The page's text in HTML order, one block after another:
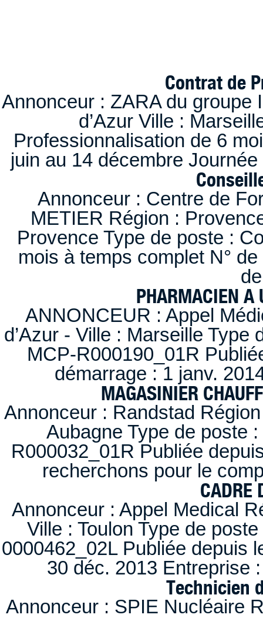
Contrat de
Annonceur : ZARA du
d’Azur Ville :
Professionnalisation de 6
juin au 14 décembre
Annonceur : Centre de
METIER Région :
Provence Type de poste :
mois à temps complet N°
PHARMACIEN A
ANNONCEUR : Appel
d’Azur - Ville : Marseille
MCP-R000190_01R
démarrage : 1 janv.
MAGASINIER
Annonceur : Randstad
Aubagne Type de poste
R000032_01R Publiée
recherchons pour le
CADRE
Annonceur : Appel Medical
Ville : Toulon Type de
0000462_02L Publiée depuis
30 déc. 2013
Technicien
Annonceur : SPIE Nucléaire